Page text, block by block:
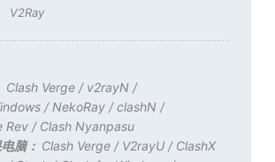
V2Ray
Clash Verge / v2rayN /
/ NekoRay /clashN /
Rev / Clash Nyanpasu
脑： Clash Verge / V2rayU / ClashX